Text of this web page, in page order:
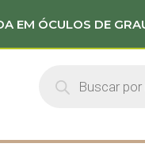
EM ÓCULOS DE